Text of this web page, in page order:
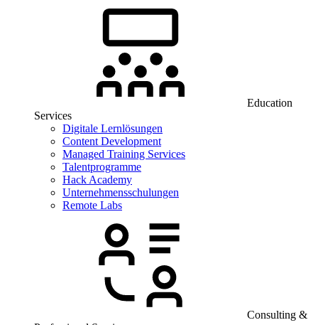
Education
Services
Digitale Lernlösungen
Content Development
Managed Training Services
Talentprogramme
Hack Academy
Unternehmensschulungen
Remote Labs
Consulting &